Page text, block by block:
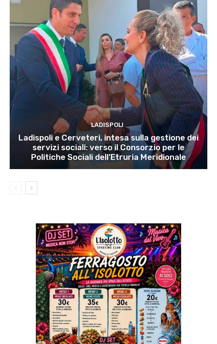
LADISPOLI
Ladispoli e Cerveteri, intesa sulla gestione dei
servizi sociali: verso il Consorzio per le
Politiche Sociali dell’Etruria Meridionale